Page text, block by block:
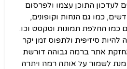
לעדכון התוכן עצמו ולפרסום
כמו גם הנחות וקופונים,
כמו החלפת תמונות וטקסט וכו.
סיזיפית ולתפוס זמן יקר
אתר ברמה גבוהה דורשת
לשמור על אותה רמה ויתרה